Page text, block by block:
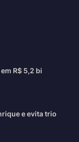
R$ 5,2 bi
e evita trio